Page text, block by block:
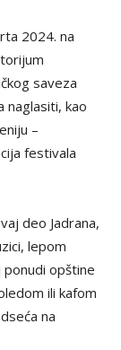
2024. na
saveza
naglasiti, kao
–
festivala
deo Jadrana,
lepom
opštine
ili kafom
na